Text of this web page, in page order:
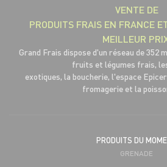
VENTE DE
PRODUITS FRAIS EN FRANCE
MEILLEUR
Grand Frais dispose d'un réseau de 352
fruits et légumes frais,
exotiques, la boucherie, l'espace
fromagerie et la
PRODUITS DU
GRENADE